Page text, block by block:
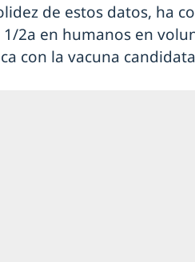
de estos datos, ha
2a en humanos en
con la vacuna candidata